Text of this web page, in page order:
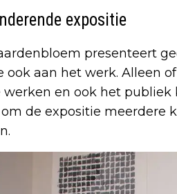
expositie
presenteert
ook aan het werk. Alleen
en ook het
de expositie meerdere